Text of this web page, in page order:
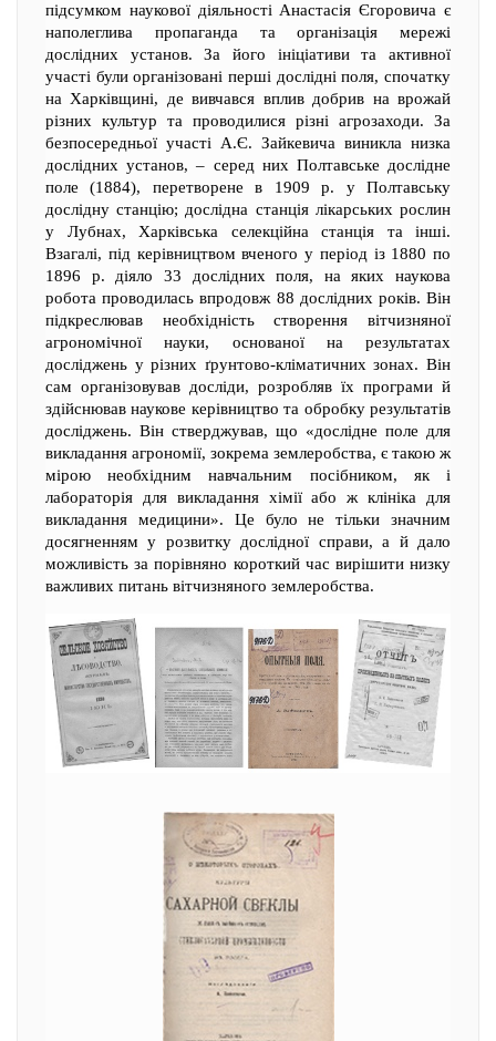
підсумком наукової діяльності Анастасія Єгоровича є
наполеглива пропаганда та організація мережі
дослідних установ. За його ініціативи та активної
участі були організовані перші дослідні поля, спочатку
на Харківщині, де вивчався вплив добрив на врожай
різних культур та проводилися різні агрозаходи. За
безпосередньої участі А.Є. Зайкевича виникла низка
дослідних установ, – серед них Полтавське дослідне
поле (1884), перетворене в 1909 р. у Полтавську
дослідну станцію; дослідна станція лікарських рослин
у Лубнах, Харківська селекційна станція та інші.
Взагалі, під керівництвом вченого у період із 1880 по
1896 р. діяло 33 дослідних поля, на яких наукова
робота проводилась впродовж 88 дослідних років. Він
підкреслював необхідність створення вітчизняної
агрономічної науки, основаної на результатах
досліджень у різних ґрунтово-кліматичних зонах. Він
сам організовував досліди, розробляв їх програми й
здійснював наукове керівництво та обробку результатів
досліджень. Він стверджував, що «дослідне поле для
викладання агрономії, зокрема землеробства, є такою ж
мірою необхідним навчальним посібником, як і
лабораторія для викладання хімії або ж клініка для
викладання медицини». Це було не тільки значним
досягненням у розвитку дослідної справи, а й дало
можливість за порівняно короткий час вирішити низку
важливих питань вітчизняного землеробства.